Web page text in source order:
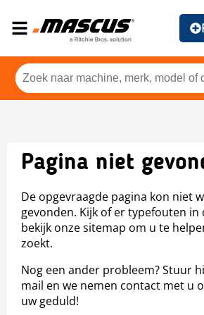
Pagina niet
De opgevraagde pagina kon niet
gevonden. Kijk of er typefouten in
bekijk onze sitemap om u te
zoekt.
Nog een ander probleem? Stuur
mail en we nemen contact met u
uw geduld!